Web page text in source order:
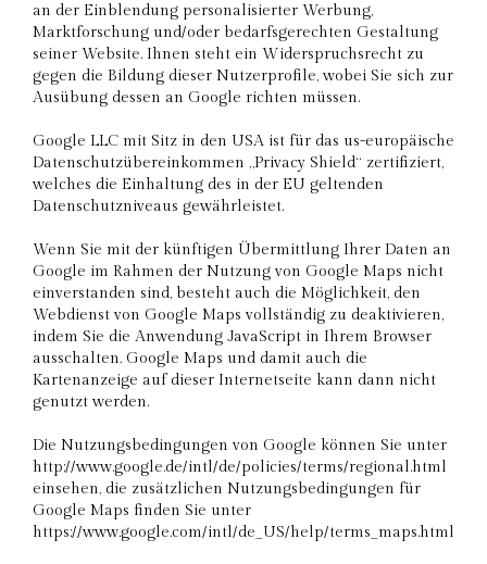
an der Einblendung personalisierter Werbung,
Marktforschung und/oder bedarfsgerechten Gestaltung
seiner Website. Ihnen steht ein Widerspruchsrecht zu
gegen die Bildung dieser Nutzerprofile, wobei Sie sich zur
Ausübung dessen an Google richten müssen.
Google LLC mit Sitz in den USA ist für das us-europäische
Datenschutzübereinkommen „Privacy Shield“ zertifiziert,
welches die Einhaltung des in der EU geltenden
Datenschutzniveaus gewährleistet.
Wenn Sie mit der künftigen Übermittlung Ihrer Daten an
Google im Rahmen der Nutzung von Google Maps nicht
einverstanden sind, besteht auch die Möglichkeit, den
Webdienst von Google Maps vollständig zu deaktivieren,
indem Sie die Anwendung JavaScript in Ihrem Browser
ausschalten. Google Maps und damit auch die
Kartenanzeige auf dieser Internetseite kann dann nicht
genutzt werden.
Die Nutzungsbedingungen von Google können Sie unter
http://www.google.de/intl/de/policies/terms/regional.html
einsehen, die zusätzlichen Nutzungsbedingungen für
Google Maps finden Sie unter
https://www.google.com/intl/de_US/help/terms_maps.html